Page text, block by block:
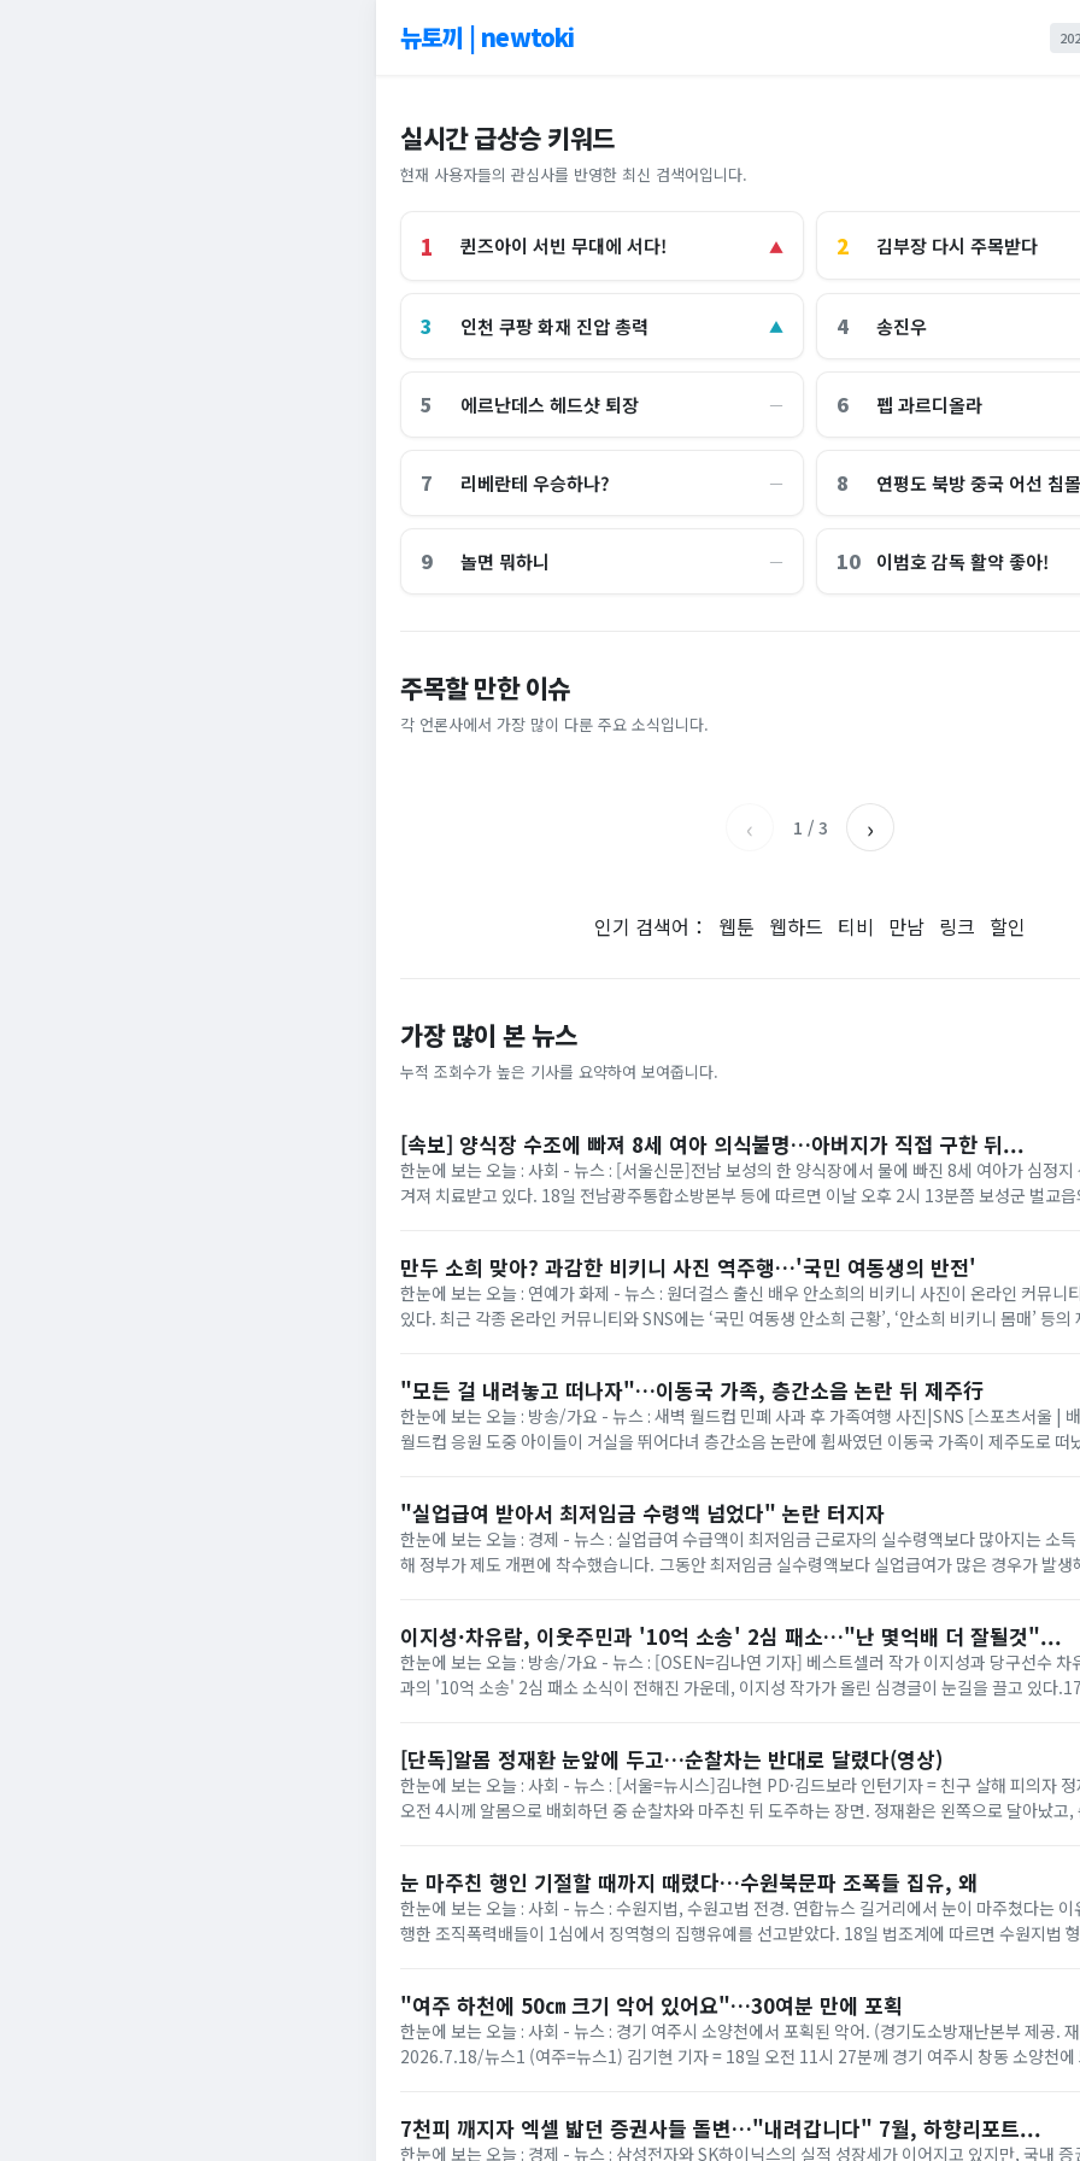
뉴토끼 | newtoki
실시간 급상승 키워드
현재 사용자들의 관심사를 반영한 최신 검색어입니다.
1 퀸즈아이 서빈 무대에 서다! ▲ 2 김부장 다시 주목받다
3 인천 쿠팡 화재 진압 총력 ▲ 4 송진우
5 에르난데스 헤드샷 퇴장 ― 6 펩 과르디올라
7 리베란테 우승하나? ― 8 연평도 북방 중국 어선 침몰
9 놀면 뭐하니 ― 10 이범호 감독 활약 좋아!
주목할 만한 이슈
각 언론사에서 가장 많이 다룬 주요 소식입니다.
홈플러스, 2000억원으로 '시간'을 샀다
비즈워치
[날씨] 오늘 밤 또 내린다...내륙 중심 최대 150mm
‹ 1 / 3 ›
인기 검색어： 웹툰 웹하드 티비 만남 링크 할인
가장 많이 본 뉴스
누적 조회수가 높은 기사를 요약하여 보여줍니다.
[속보] 양식장 수조에 빠져 8세 여아 의식불명…아버지가 직접 구한 뒤...
한눈에 보는 오늘 : 사회 - 뉴스 : [서울신문]전남 보성의 한 양식장에서 물에 빠진 8세 여아가 심정지
겨져 치료받고 있다. 18일 전남광주통합소방본부 등에 따르면 이날 오후 2시 13분쯤 보성군 벌교
만두 소희 맞아? 과감한 비키니 사진 역주행…'국민 여동생의 반전'
한눈에 보는 오늘 : 연예가 화제 - 뉴스 : 원더걸스 출신 배우 안소희의 비키니 사진이 온라인 커뮤니
있다. 최근 각종 온라인 커뮤니티와 SNS에는 ‘국민 여동생 안소희 근황’, ‘안소희 비키니 몸매’ 등
"모든 걸 내려놓고 떠나자"…이동국 가족, 층간소음 논란 뒤 제주行
한눈에 보는 오늘 : 방송/가요 - 뉴스 : 새벽 월드컵 민폐 사과 후 가족여행 사진|SNS [스포츠서울 |
월드컵 응원 도중 아이들이 거실을 뛰어다녀 층간소음 논란에 휩싸였던 이동국 가족이 제주도로 떠
"실업급여 받아서 최저임금 수령액 넘었다" 논란 터지자
한눈에 보는 오늘 : 경제 - 뉴스 : 실업급여 수급액이 최저임금 근로자의 실수령액보다 많아지는 소
해 정부가 제도 개편에 착수했습니다. 그동안 최저임금 실수령액보다 실업급여가 많은 경우가 발생해 "실업급여가 근로
이지성·차유람, 이웃주민과 '10억 소송' 2심 패소…"난 몇억배 더 잘될것"...
한눈에 보는 오늘 : 방송/가요 - 뉴스 : [OSEN=김나연 기자] 베스트셀러 작가 이지성과 당구선수 차
과의 '10억 소송' 2심 패소 소식이 전해진 가운데, 이지성 작가가 올린 심경글이 눈길을 끌고 있다
[단독]알몸 정재환 눈앞에 두고…순찰차는 반대로 달렸다(영상)
한눈에 보는 오늘 : 사회 - 뉴스 : [서울=뉴시스]김나현 PD·김드보라 인턴기자 = 친구 살해 피의자
오전 4시께 알몸으로 배회하던 중 순찰차와 마주친 뒤 도주하는 장면. 정재환은 왼쪽으로 달아났고
눈 마주친 행인 기절할 때까지 때렸다…수원북문파 조폭들 집유, 왜
한눈에 보는 오늘 : 사회 - 뉴스 : 수원지법, 수원고법 전경. 연합뉴스 길거리에서 눈이 마주쳤다는
행한 조직폭력배들이 1심에서 징역형의 집행유예를 선고받았다. 18일 법조계에 따르면 수원지법
"여주 하천에 50㎝ 크기 악어 있어요"…30여분 만에 포획
한눈에 보는 오늘 : 사회 - 뉴스 : 경기 여주시 소양천에서 포획된 악어. (경기도소방재난본부 제공.
2026.7.18/뉴스1 (여주=뉴스1) 김기현 기자 = 18일 오전 11시 27분께 경기 여주시 창동 소양천에
7천피 깨지자 엑셀 밟던 증권사들 돌변…"내려갑니다" 7월, 하향리포트...
한눈에 보는 오늘 : 경제 - 뉴스 : 삼성전자와 SK하이닉스의 실적 성장세가 이어지고 있지만, 국내